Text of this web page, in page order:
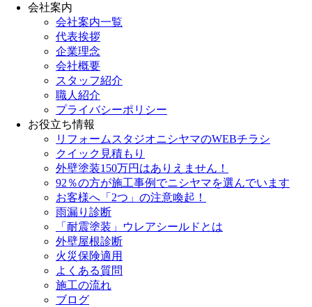
会社案内
会社案内一覧
代表挨拶
企業理念
会社概要
スタッフ紹介
職人紹介
プライバシーポリシー
お役立ち情報
リフォームスタジオニシヤマのWEBチラシ
クイック見積もり
外壁塗装150万円はありえません！
92％の方が施工事例でニシヤマを選んでいます
お客様へ「2つ」の注意喚起！
雨漏り診断
「耐震塗装」ウレアシールドとは
外壁屋根診断
火災保険適用
よくある質問
施工の流れ
ブログ